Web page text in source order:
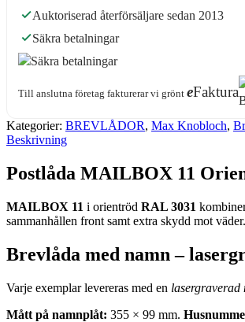
Auktoriserad återförsäljare sedan 2013
Säkra betalningar
Till anslutna företag fakturerar vi grönt eFaktura
Kategorier: BREVLÅDOR, Max Knobloch,
Beskrivning
Postlåda MAILBOX 11
MAILBOX 11 i orientröd RAL 3031
sammanhållen front samt extra skydd mot
Brevlåda med namn –
Varje exemplar levereras med en
Mått på namnplåt: 355 × 99 mm.